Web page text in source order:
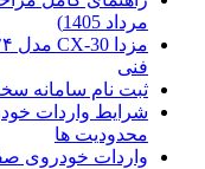
مرداد 1405)
فنی
ثبت نام سامانه
شرایط واردات
محدودیت ها
واردات خودروی